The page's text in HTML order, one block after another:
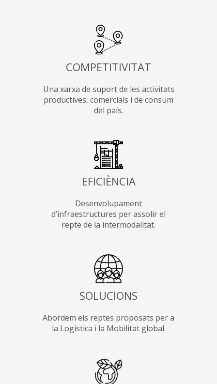
COMPETITIVITAT
Una xarxa de suport de les activitats
productives, comercials i de consum
del país.
EFICIÈNCIA
Desenvolupament
d’infraestructures per assolir el
repte de la intermodalitat.
SOLUCIONS
Abordem els reptes proposats per a
la Logística i la Mobilitat global.